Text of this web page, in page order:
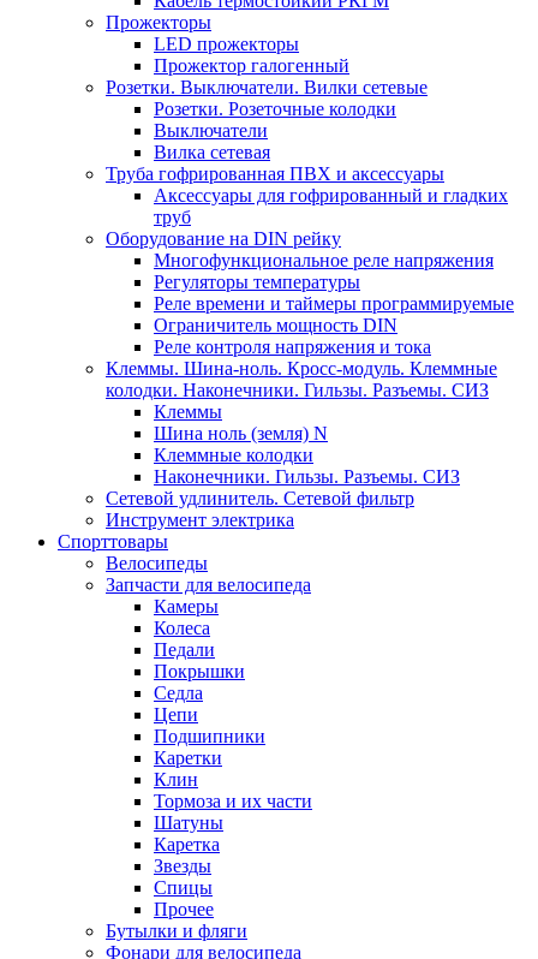
Прожекторы
LED прожекторы
Прожектор галогенный
Розетки. Выключатели. Вилки сетевые
Розетки. Розеточные колодки
Выключатели
Вилка сетевая
Труба гофрированная ПВХ и аксессуары
Аксессуары для гофрированный и гладких
труб
Оборудование на DIN рейку
Многофункциональное реле напряжения
Регуляторы температуры
Реле времени и таймеры программируемые
Ограничитель мощность DIN
Реле контроля напряжения и тока
Клеммы. Шина-ноль. Кросс-модуль. Клеммные
колодки. Наконечники. Гильзы. Разъемы. СИЗ
Клеммы
Шина ноль (земля) N
Клеммные колодки
Наконечники. Гильзы. Разъемы. СИЗ
Сетевой удлинитель. Сетевой фильтр
Инструмент электрика
Спорттовары
Велосипеды
Запчасти для велосипеда
Камеры
Колеса
Педали
Покрышки
Седла
Цепи
Подшипники
Каретки
Клин
Тормоза и их части
Шатуны
Каретка
Звезды
Спицы
Прочее
Бутылки и фляги
Фонари для велосипеда